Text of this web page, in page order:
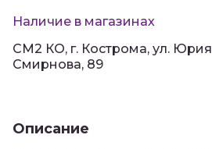
Наличие в магазинах
СМ2 КО, г. Кострома, ул. Юрия
Смирнова, 89
Описание